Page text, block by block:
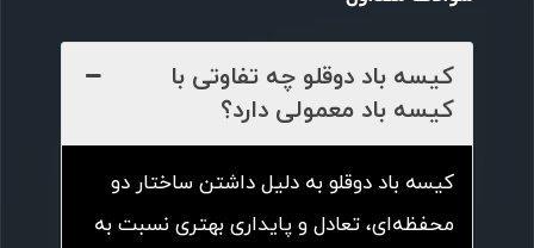
کیسه باد دوقلو چه تفاوتی با
کیسه باد معمولی دارد؟
کیسه باد دوقلو به دلیل داشتن ساختار دو
محفظه‌ای، تعادل و پایداری بهتری نسبت به